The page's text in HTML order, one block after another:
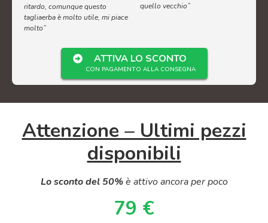
ritardo, comunque questo
tagliaerba è molto utile, mi piace
molto”
quello vecchio”
ATTIVA LO SCONTO
CON PAGAMENTO ALLA CONSEGNA
Attenzione – Ultimi pezzi
disponibili
Lo sconto del 50%è attivo ancora per poco
79 €